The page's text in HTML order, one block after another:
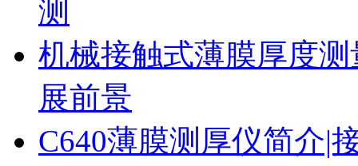
测
机械接触式薄膜厚度
展前景
C640薄膜测厚仪简介|